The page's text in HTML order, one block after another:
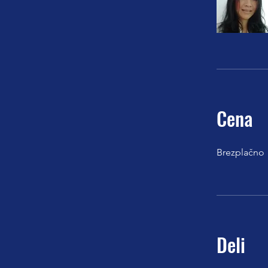
Cena
Brezplačno
Deli